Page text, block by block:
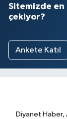
Sitemizde
çekiyor?
Ankete Katıl
Diyanet Haber,